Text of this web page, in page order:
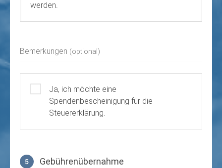
werden.
Bemerkungen (optional)
Ja, ich möchte eine
Spendenbescheinigung für die
Steuererklärung.
5 Gebührenübernahme